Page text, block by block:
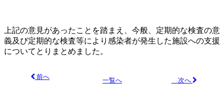
上記の意見があったことを踏まえ、今般、定期的な検査の意
義及び定期的な検査等により感染者が発生した施設への支援
についてとりまとめました。
前へ
一覧へ 次へ